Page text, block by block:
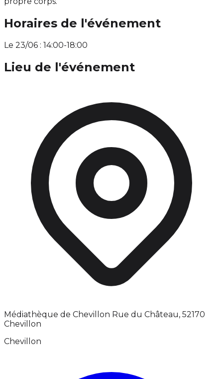
Horaires de l'événement
Le 23/06 : 14:00-18:00
Lieu de l'événement
Médiathèque de Chevillon Rue du Château, 52170
Chevillon
Chevillon